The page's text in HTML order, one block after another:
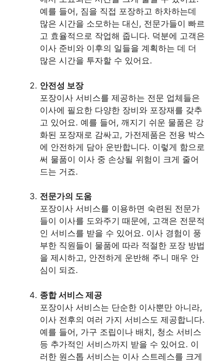
예를 들어, 짐을 직접 포장하고 하차하는데
많은 시간을 소모하는 대신, 전문가들이 빠르
고 효율적으로 작업해 줍니다. 덕분에 고객은
이사 준비와 이후의 일들을 계획하는 데 더
많은 시간을 투자할 수 있어요.
안전성 보장
포장이사 서비스를 제공하는 전문 업체들은
이사에 필요한 다양한 장비와 포장재를 갖추
고 있어요. 예를 들어, 깨지기 쉬운 물품은 강
화된 포장재로 감싸고, 가전제품은 전용 박스
에 안전하게 담아 운반합니다. 이렇게 함으로
써 물품이 이사 중 손상될 위험이 크게 줄어
드는 거죠.
전문가의 도움
포장이사 서비스를 이용하면 숙련된 전문가
들이 이사를 도와주기 때문에, 고객은 전문적
인 서비스를 받을 수 있어요. 이사 경험이 풍
부한 직원들이 물품에 따라 적절한 포장 방법
을 제시하고, 안전하게 운반해 주니 매우 안
심이 되죠.
종합 서비스 제공
포장이사 서비스는 단순한 이사뿐만 아니라,
이사 전후의 여러 가지 서비스도 제공합니다.
예를 들어, 가구 조립이나 배치, 청소 서비스
등 추가적인 서비스까지 받을 수 있어요. 이
러한 원스톱 서비스는 이사 스트레스를 크게